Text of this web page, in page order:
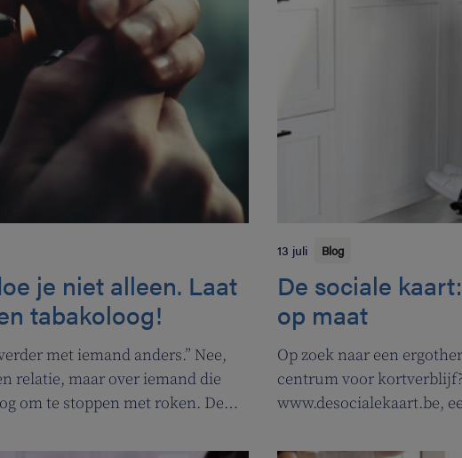
je niet alleen. Laat
tabakoloog!
met iemand anders.” Nee,
relatie, maar over iemand die
om te stoppen met roken. De
te promoten.
13 juli Blog
De sociale
op maat
Op zoek naar een
centrum voor
www.desocialekaart.be,
zowel patiënten als